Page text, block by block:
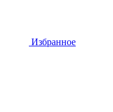
Избранное